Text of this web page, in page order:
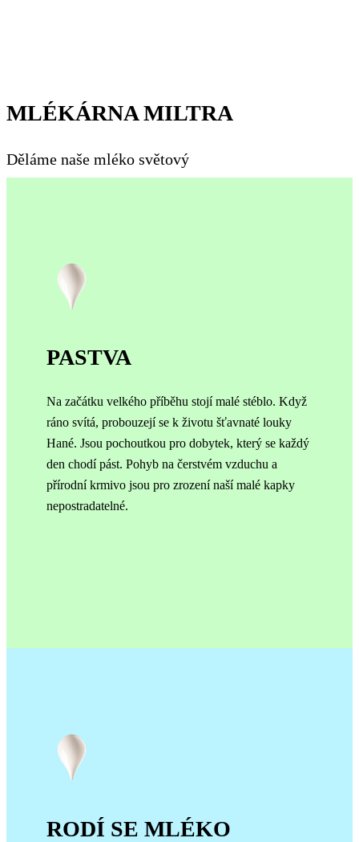
MLÉKÁRNA MILTRA
Děláme naše mléko světový
PASTVA
Na začátku velkého příběhu stojí malé stéblo. Když
ráno svítá, probouzejí se k životu šťavnaté louky
Hané. Jsou pochoutkou pro dobytek, který se každý
den chodí pást. Pohyb na čerstvém vzduchu a
přírodní krmivo jsou pro zrození naší malé kapky
nepostradatelné.
RODÍ SE MLÉKO